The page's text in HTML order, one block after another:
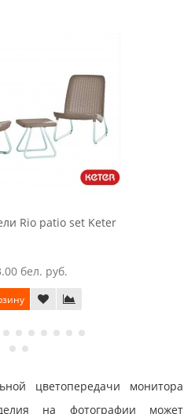
Rio patio set Keter
бел. руб.
цветопередачи монитора
на фотографии может